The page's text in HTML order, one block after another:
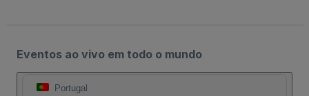
Eventos ao vivo em todo o mundo
Portugal